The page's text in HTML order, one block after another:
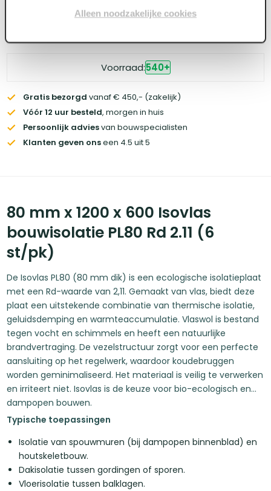
Alleen noodzakelijke cookies
Wil je de scherpste prijs? Meld je aan voor een
Voorraad:540+
Gratis bezorgd vanaf € 450,- (zakelijk)
Vóór 12 uur besteld, morgen in huis
Persoonlijk adviesvan bouwspecialisten
Klanten geven onseen 4.5 uit 5
80 mm x 1200 x 600 Isovlas
bouwisolatie PL80 Rd 2.11 (6
st/pk)
De Isovlas PL80 (80 mm dik) is een ecologische isolatieplaat
met een Rd-waarde van 2,11. Gemaakt van vlas, biedt deze
plaat een uitstekende combinatie van thermische isolatie,
geluidsdemping en warmteaccumulatie. Vlaswol is bestand
tegen vocht en schimmels en heeft een natuurlijke
brandvertraging. De vezelstructuur zorgt voor een perfecte
aansluiting op het regelwerk, waardoor koudebruggen
worden geminimaliseerd. Het materiaal is veilig te verwerken
en irriteert niet. Isovlas is de keuze voor bio-ecologisch en
dampopen bouwen.
Typische toepassingen
Isolatie van spouwmuren (bij dampopen binnenblad) en
houtskeletbouw.
Dakisolatie tussen gordingen of sporen.
Vloerisolatie tussen balklagen.